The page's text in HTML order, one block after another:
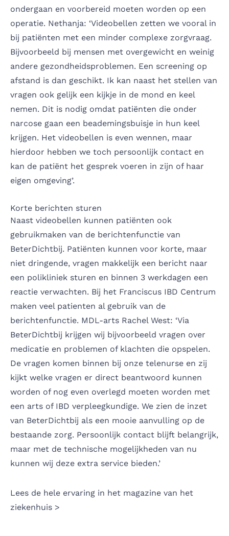
ondergaan en voorbereid moeten worden op een
operatie. Nethanja: ‘Videobellen zetten we vooral in
bij patiënten met een minder complexe zorgvraag.
Bijvoorbeeld bij mensen met overgewicht en weinig
andere gezondheidsproblemen. Een screening op
afstand is dan geschikt. Ik kan naast het stellen van
vragen ook gelijk een kijkje in de mond en keel
nemen. Dit is nodig omdat patiënten die onder
narcose gaan een beademingsbuisje in hun keel
krijgen. Het videobellen is even wennen, maar
hierdoor hebben we toch persoonlijk contact en
kan de patiënt het gesprek voeren in zijn of haar
eigen omgeving’.
Korte berichten sturen
Naast videobellen kunnen patiënten ook
gebruikmaken van de berichtenfunctie van
BeterDichtbij. Patiënten kunnen voor korte, maar
niet dringende, vragen makkelijk een bericht naar
een polikliniek sturen en binnen 3 werkdagen een
reactie verwachten. Bij het Franciscus IBD Centrum
maken veel patienten al gebruik van de
berichtenfunctie. MDL-arts Rachel West: ‘Via
BeterDichtbij krijgen wij bijvoorbeeld vragen over
medicatie en problemen of klachten die opspelen.
De vragen komen binnen bij onze telenurse en zij
kijkt welke vragen er direct beantwoord kunnen
worden of nog even overlegd moeten worden met
een arts of IBD verpleegkundige. We zien de inzet
van BeterDichtbij als een mooie aanvulling op de
bestaande zorg. Persoonlijk contact blijft belangrijk,
maar met de technische mogelijkheden van nu
kunnen wij deze extra service bieden.’
Lees de hele ervaring in het magazine van het
ziekenhuis >